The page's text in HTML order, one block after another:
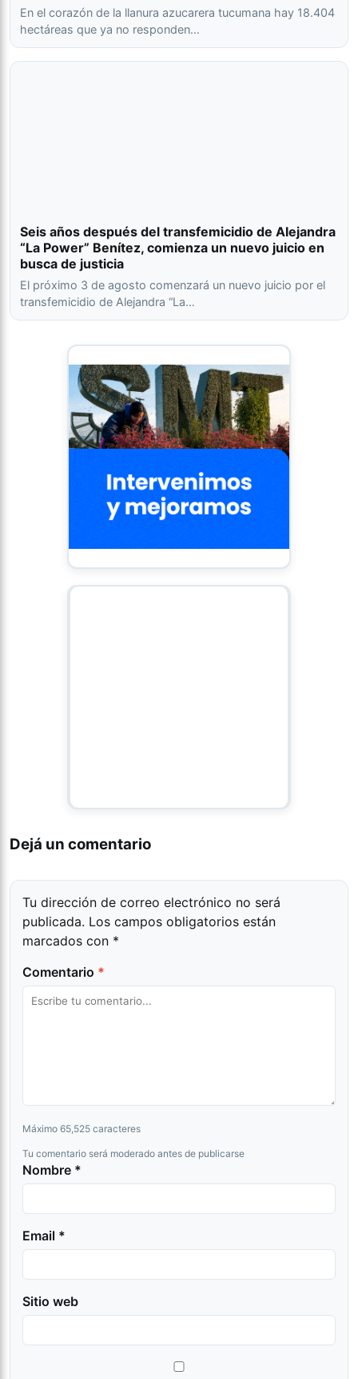
En el corazón de la llanura azucarera tucumana hay 18.404
hectáreas que ya no responden…
Seis años después del transfemicidio de Alejandra
“La Power” Benítez, comienza un nuevo juicio en
busca de justicia
El próximo 3 de agosto comenzará un nuevo juicio por el
transfemicidio de Alejandra “La…
Dejá un comentario
Tu dirección de correo electrónico no será
publicada. Los campos obligatorios están
marcados con *
Comentario *
Máximo 65,525 caracteres
Tu comentario será moderado antes de publicarse
Nombre *
Email *
Sitio web